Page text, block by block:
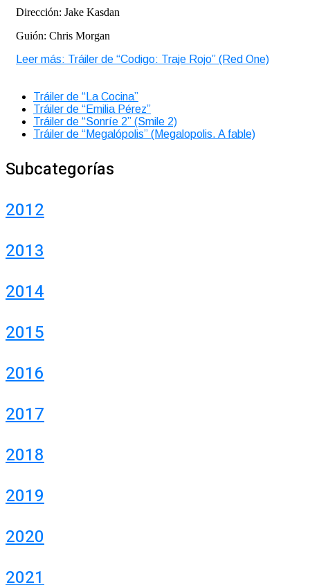
Dirección: Jake Kasdan
Guión: Chris Morgan
Leer más: Tráiler de “Codigo: Traje Rojo” (Red One)
Tráiler de “La Cocina”
Tráiler de “Emilia Pérez”
Tráiler de “Sonríe 2” (Smile 2)
Tráiler de “Megalópolis” (Megalopolis. A fable)
Subcategorías
2012
2013
2014
2015
2016
2017
2018
2019
2020
2021